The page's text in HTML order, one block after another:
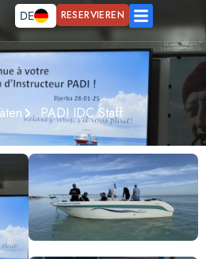
RESERVIEREN
DE
EN
PADI IDC Staff